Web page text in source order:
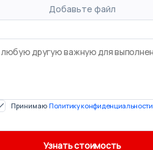
Добавьте файл
Принимаю Политику конфиденциальности